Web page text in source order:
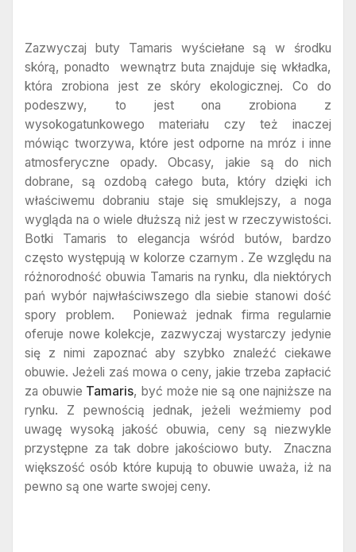
Zazwyczaj buty Tamaris wyściełane są w środku
skórą, ponadto wewnątrz buta znajduje się wkładka,
która zrobiona jest ze skóry ekologicznej. Co do
podeszwy, to jest ona zrobiona z
wysokogatunkowego materiału czy też inaczej
mówiąc tworzywa, które jest odporne na mróz i inne
atmosferyczne opady. Obcasy, jakie są do nich
dobrane, są ozdobą całego buta, który dzięki ich
właściwemu dobraniu staje się smuklejszy, a noga
wygląda na o wiele dłuższą niż jest w rzeczywistości.
Botki Tamaris to elegancja wśród butów, bardzo
często występują w kolorze czarnym . Ze względu na
różnorodność obuwia Tamaris na rynku, dla niektórych
pań wybór najwłaściwszego dla siebie stanowi dość
spory problem. Ponieważ jednak firma regularnie
oferuje nowe kolekcje, zazwyczaj wystarczy jedynie
się z nimi zapoznać aby szybko znaleźć ciekawe
obuwie. Jeżeli zaś mowa o ceny, jakie trzeba zapłacić
za obuwie Tamaris, być może nie są one najniższe na
rynku. Z pewnością jednak, jeżeli weźmiemy pod
uwagę wysoką jakość obuwia, ceny są niezwykle
przystępne za tak dobre jakościowo buty. Znaczna
większość osób które kupują to obuwie uważa, iż na
pewno są one warte swojej ceny.